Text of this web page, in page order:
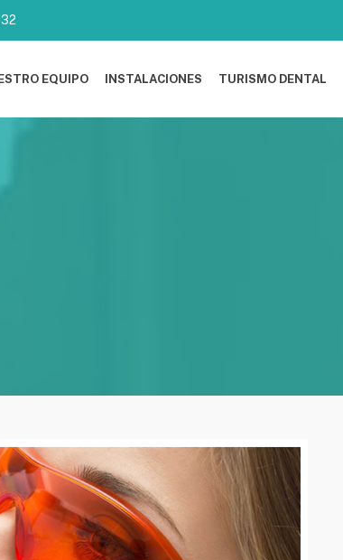
EQUIPO INSTALACIONES TURISMO DENTAL